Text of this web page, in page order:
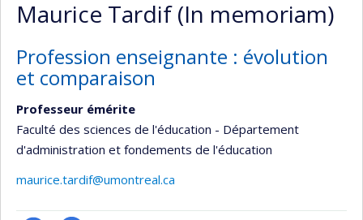
Maurice Tardif (In memoriam)
Profession enseignante : évolution
et comparaison
Professeur émérite
Faculté des sciences de l'éducation - Département
d'administration et fondements de l'éducation
maurice.tardif@umontreal.ca